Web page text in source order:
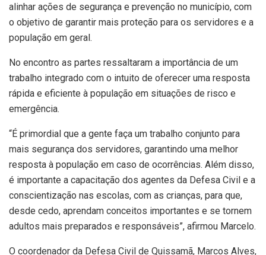
alinhar ações de segurança e prevenção no município, com
o objetivo de garantir mais proteção para os servidores e a
população em geral.
No encontro as partes ressaltaram a importância de um
trabalho integrado com o intuito de oferecer uma resposta
rápida e eficiente à população em situações de risco e
emergência.
“É primordial que a gente faça um trabalho conjunto para
mais segurança dos servidores, garantindo uma melhor
resposta à população em caso de ocorrências. Além disso,
é importante a capacitação dos agentes da Defesa Civil e a
conscientização nas escolas, com as crianças, para que,
desde cedo, aprendam conceitos importantes e se tornem
adultos mais preparados e responsáveis”, afirmou Marcelo.
O coordenador da Defesa Civil de Quissamã, Marcos Alves,